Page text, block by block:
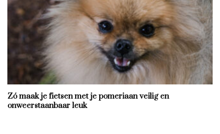
Zó maak je fietsen met je pomeriaan veilig en
onweerstaanbaar leuk